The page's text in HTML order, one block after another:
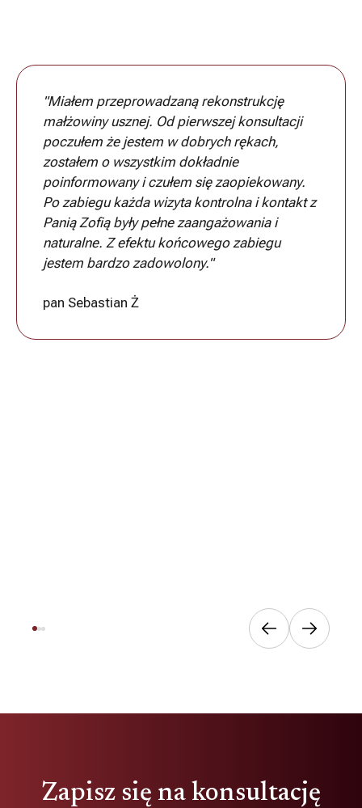
"Miałem przeprowadzaną rekonstrukcję
małżowiny usznej. Od pierwszej konsultacji
poczułem że jestem w dobrych rękach,
zostałem o wszystkim dokładnie
poinformowany i czułem się zaopiekowany.
Po zabiegu każda wizyta kontrolna i kontakt z
Panią Zofią były pełne zaangażowania i
naturalne. Z efektu końcowego zabiegu
jestem bardzo zadowolony."
pan Sebastian Ż
Zapisz się na konsultację